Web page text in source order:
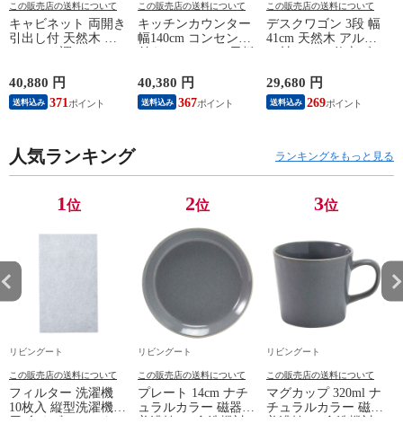
この販売店の送料について
キャビネット 両開き
引出し付 天然木 エ
収納 食器棚 収納 キ
ッチン 飾り棚 完成
品 キッチンキャビネ
れ ）
40,880 円
送料込み 371
この販売店の送料について
キッチンカウンター
幅140cm コンセント
ー 作業台 家電ラッ
ク 収納 可動棚 お掃
除ロボット対応 食器
40,380 円
送料込み 367
この販売店の送料について
デスクワゴン 3段 幅
41cm 天然木 アルダ
ワゴン 袖机 収納 キ
ャスター付き ワゴン
脇机 シンプル デス
し 小物収納 木製 木
29,680 円
送料込み 269
人気ランキング ランキングをもっと見る
1位
リビングート
この販売店の送料について
フィルター 洗濯機
10枚入 縦型洗濯機専
2位
リビングート
この販売店の送料について
プレート 14cm ナチ
ュラルカラー 磁器
3位
リビングート
この販売店の送料について
マグカップ 320ml ナ
チュラルカラー 磁器